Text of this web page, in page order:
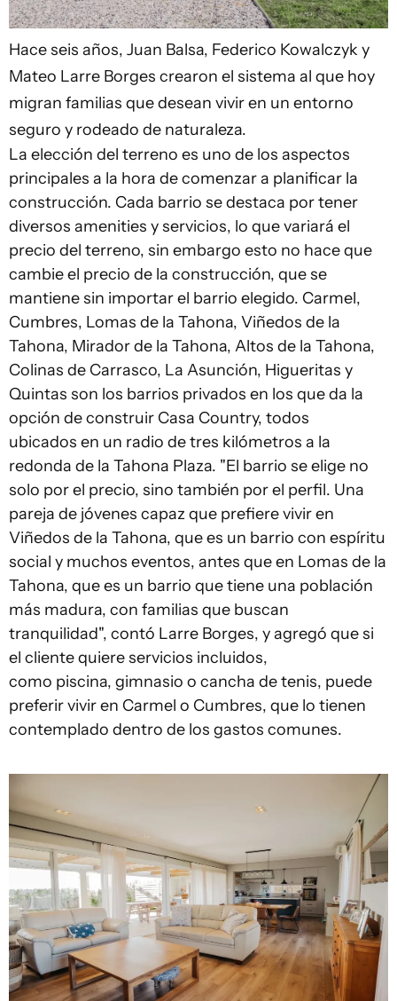
Hace seis años, Juan Balsa, Federico Kowalczyk y
Mateo Larre Borges crearon el sistema al que hoy
migran familias que desean vivir en un entorno
seguro y rodeado de naturaleza.
La elección del terreno es uno de los aspectos
principales a la hora de comenzar a planificar la
construcción. Cada barrio se destaca por tener
diversos amenities y servicios, lo que variará el
precio del terreno, sin embargo esto no hace que
cambie el precio de la construcción, que se
mantiene sin importar el barrio elegido. Carmel,
Cumbres, Lomas de la Tahona, Viñedos de la
Tahona, Mirador de la Tahona, Altos de la Tahona,
Colinas de Carrasco, La Asunción, Higueritas y
Quintas son los barrios privados en los que da la
opción de construir Casa Country, todos
ubicados en un radio de tres kilómetros a la
redonda de la Tahona Plaza. "El barrio se elige no
solo por el precio, sino también por el perfil. Una
pareja de jóvenes capaz que prefiere vivir en
Viñedos de la Tahona, que es un barrio con espíritu
social y muchos eventos, antes que en Lomas de la
Tahona, que es un barrio que tiene una población
más madura, con familias que buscan
tranquilidad", contó Larre Borges, y agregó que si
el cliente quiere servicios incluidos,
como piscina, gimnasio o cancha de tenis, puede
preferir vivir en Carmel o Cumbres, que lo tienen
contemplado dentro de los gastos comunes.